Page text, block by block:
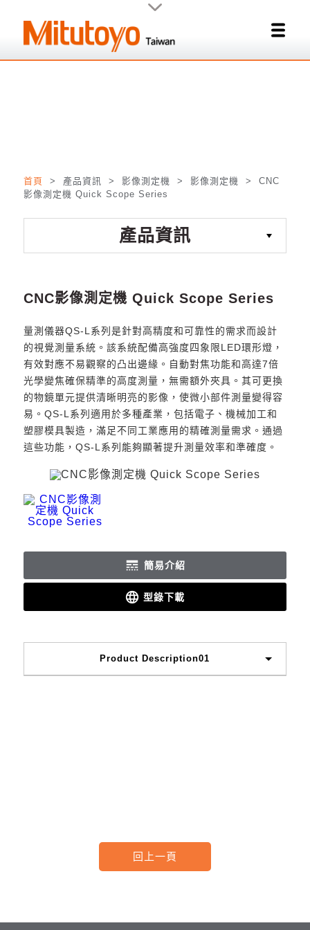
首頁 > 產品資訊 > 影像測定機 > 影像測定機 > CNC
影像測定機 Quick Scope Series
產品資訊
CNC影像測定機 Quick Scope Series
量測儀器QS-L系列是針對高精度和可靠性的需求而設計
的視覺測量系統。該系統配備高強度四象限LED環形燈，
有效對應不易觀察的凸出邊緣。自動對焦功能和高達7倍
光學變焦確保精準的高度測量，無需額外夾具。其可更換
的物鏡單元提供清晰明亮的影像，使微小部件測量變得容
易。QS-L系列適用於多種產業，包括電子、機械加工和
塑膠模具製造，滿足不同工業應用的精確測量需求。通過
這些功能，QS-L系列能夠顯著提升測量效率和準確度。
line_style 簡易介紹
language 型錄下載
Product Description01
關閉